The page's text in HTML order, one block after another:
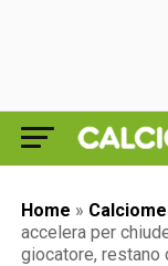
Home »
accelera per
giocatore, restano